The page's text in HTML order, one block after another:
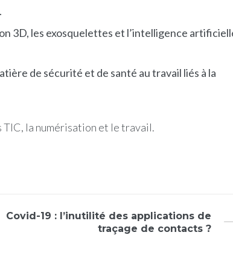
3D, les exosquelettes et l’intelligence
de sécurité et de santé au travail liés à la
TIC, la numérisation et le travail.
Covid-19 : l’inutilité des applications de
traçage de contacts ?